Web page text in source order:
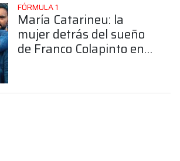
FÓRMULA 1
María Catarineu: la
mujer detrás del sueño
de Franco Colapinto en